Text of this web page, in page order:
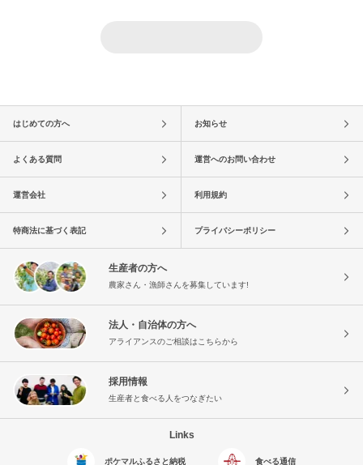
はじめての方へ お知らせ
よくある質問 運営へのお問い合わせ
運営会社 利用規約
特商法に基づく表記 プライバシーポリシー
生産者の方へ
農家さん・漁師さんを募集しています!
法人・自治体の方へ
アライアンスのご相談はこちらから
採用情報
生産者と食べる人をつなぎたい
Links
ポケマルふるさと納税 食べる通信